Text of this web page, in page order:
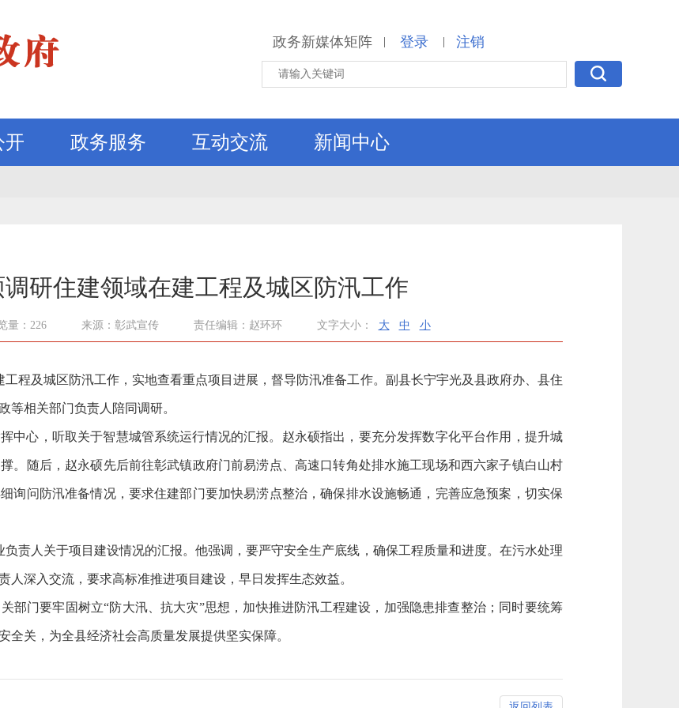
政务新媒体矩阵 | 登录 | 注销
开 政务服务 互动交流 新闻中心
研住建领域在建工程及城区防汛工作
量：226 来源：彰武宣传 责任编辑：赵环环 文字大小： 大 中 小
程及城区防汛工作，实地查看重点项目进展，督导防汛准备工作。副县长宁宇光及县政府办、县住
等相关部门负责人陪同调研。
中心，听取关于智慧城管系统运行情况的汇报。赵永硕指出，要充分发挥数字化平台作用，提升城
。随后，赵永硕先后前往彰武镇政府门前易涝点、高速口转角处排水施工现场和西六家子镇白山村
询问防汛准备情况，要求住建部门要加快易涝点整治，确保排水设施畅通，完善应急预案，切实保
责人关于项目建设情况的汇报。他强调，要严守安全生产底线，确保工程质量和进度。在污水处理
深入交流，要求高标准推进项目建设，早日发挥生态效益。
部门要牢固树立“防大汛、抗大灾”思想，加快推进防汛工程建设，加强隐患排查整治；同时要统筹
关，为全县经济社会高质量发展提供坚实保障。